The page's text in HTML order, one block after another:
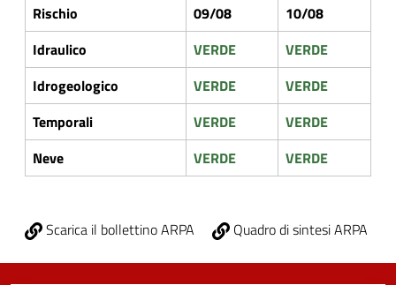
Rischio
09/08
10/08
Idraulico
VERDE
VERDE
Idrogeologico
VERDE
VERDE
Temporali
VERDE
VERDE
Neve
VERDE VERDE
Scarica il bollettino ARPA Quadro di sintesi ARPA